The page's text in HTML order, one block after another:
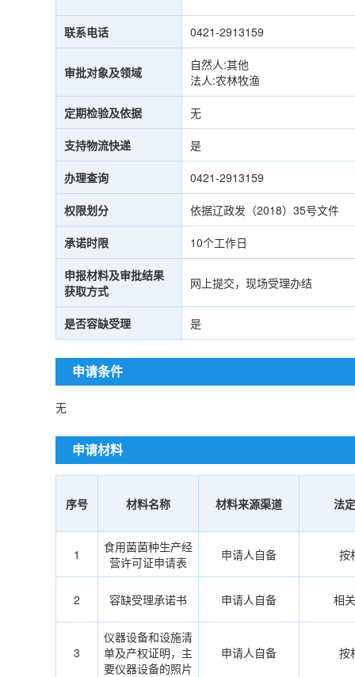
联系电话 0421-2913159
审批对象及领域
自然人:其他
法人:农林牧渔
定期检验及依据 无
支持物流快递 是
办理查询 0421-2913159
权限划分 依据辽政发（2018）35号文件
承诺时限 10个工作日
申报材料及审批结果
获取方式
网上提交，现场受理办结
是否容缺受理 是
申请条件
无
申请材料
序号 材料名称 材料来源渠道 法
1
食用菌菌种生产经
营许可证申请表
申请人自备 按
2 容缺受理承诺书 申请人自备 相
3
仪器设备和设施清
单及产权证明，主
要仪器设备的照片
申请人自备 按